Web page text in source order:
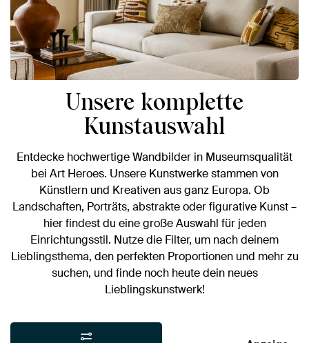
Unsere komplette
Kunstauswahl
Entdecke hochwertige Wandbilder in Museumsqualität
bei Art Heroes. Unsere Kunstwerke stammen von
Künstlern und Kreativen aus ganz Europa. Ob
Landschaften, Porträts, abstrakte oder figurative Kunst –
hier findest du eine große Auswahl für jeden
Einrichtungsstil. Nutze die Filter, um nach deinem
Lieblingsthema, den perfekten Proportionen und mehr zu
suchen, und finde noch heute dein neues
Lieblingskunstwerk!